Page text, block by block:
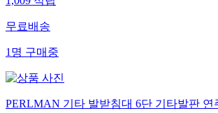
1,009적립
무료배송
1명구매중
PERLMAN 기타 발받침대 6단 기타발판 연